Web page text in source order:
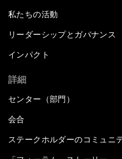
私たちの活動
リーダーシップとガバナンス
インパクト
詳細
センター（部門）
会合
ステークホルダーのコミュニ